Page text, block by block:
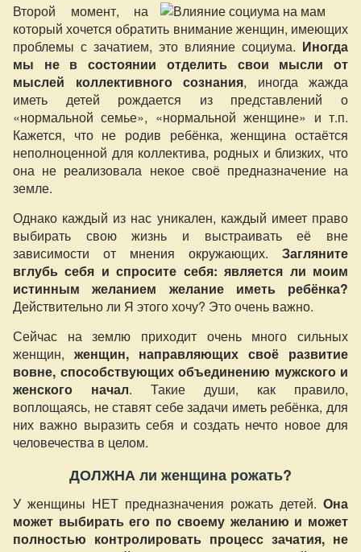
Второй момент, на
который хочется обратить внимание женщин, имеющих
проблемы с зачатием, это влияние социума. Иногда
мы не в состоянии отделить свои мысли от
мыслей коллективного сознания, иногда жажда
иметь детей рождается из представлений о
«нормальной семье», «нормальной женщине» и т.п.
Кажется, что не родив ребёнка, женщина остаётся
неполноценной для коллектива, родных и близких, что
она не реализовала некое своё предназначение на
земле.
Однако каждый из нас уникален, каждый имеет право
выбирать свою жизнь и выстраивать её вне
зависимости от мнения окружающих. Загляните
вглубь себя и спросите себя: является ли моим
истинным желанием желание иметь ребёнка?
Действительно ли Я этого хочу? Это очень важно.
Сейчас на землю приходит очень много сильных
женщин, женщин, направляющих своё развитие
вовне, способствующих объединению мужского и
женского начал. Такие души, как правило,
воплощаясь, не ставят себе задачи иметь ребёнка, для
них важно выразить себя и создать нечто новое для
человечества в целом.
ДОЛЖНА ли женщина рожать?
У женщины НЕТ предназначения рожать детей. Она
может выбирать его по своему желанию и может
полностью контролировать процесс зачатия, не